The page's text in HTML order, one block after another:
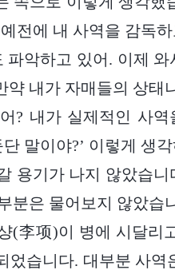
전에 내 사역을 감독
파악하고 있어. 이제
약 내가 자매들의 상태
? 내가 실제적인 사
말이야?’ 이렇게 생
용기가 나지 않았습
분은 물어보지 않았습
(李项)이 병에 시달리
었습니다. 대부분 사